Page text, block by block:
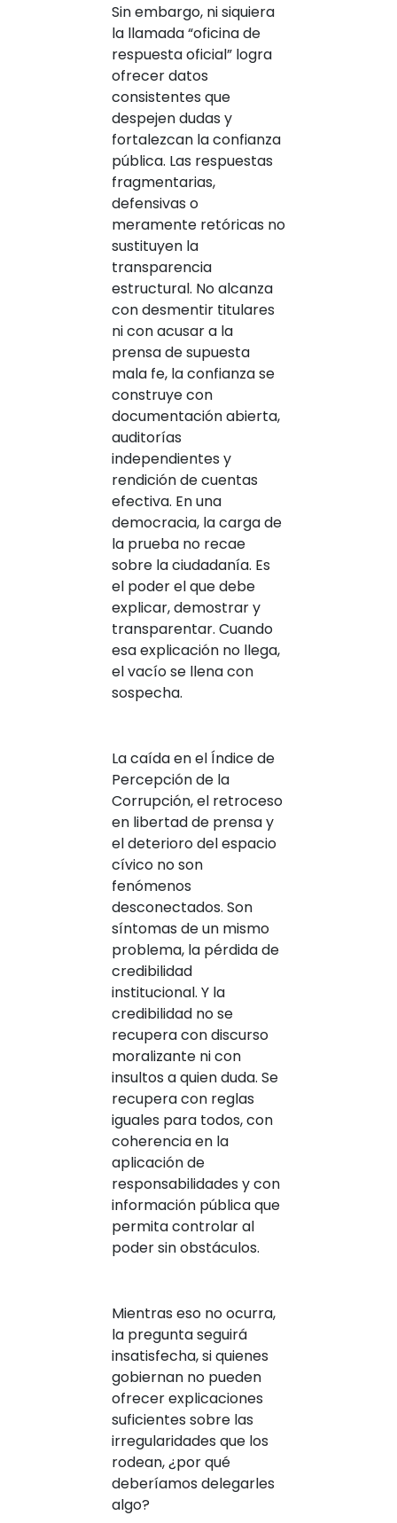
Sin embargo, ni siquiera
la llamada “oficina de
respuesta oficial” logra
ofrecer datos
consistentes que
despejen dudas y
fortalezcan la confianza
pública. Las respuestas
fragmentarias,
defensivas o
meramente retóricas no
sustituyen la
transparencia
estructural. No alcanza
con desmentir titulares
ni con acusar a la
prensa de supuesta
mala fe, la confianza se
construye con
documentación abierta,
auditorías
independientes y
rendición de cuentas
efectiva. En una
democracia, la carga de
la prueba no recae
sobre la ciudadanía. Es
el poder el que debe
explicar, demostrar y
transparentar. Cuando
esa explicación no llega,
el vacío se llena con
sospecha.
La caída en el Índice de
Percepción de la
Corrupción, el retroceso
en libertad de prensa y
el deterioro del espacio
cívico no son
fenómenos
desconectados. Son
síntomas de un mismo
problema, la pérdida de
credibilidad
institucional. Y la
credibilidad no se
recupera con discurso
moralizante ni con
insultos a quien duda. Se
recupera con reglas
iguales para todos, con
coherencia en la
aplicación de
responsabilidades y con
información pública que
permita controlar al
poder sin obstáculos.
Mientras eso no ocurra,
la pregunta seguirá
insatisfecha, si quienes
gobiernan no pueden
ofrecer explicaciones
suficientes sobre las
irregularidades que los
rodean, ¿por qué
deberíamos delegarles
algo?